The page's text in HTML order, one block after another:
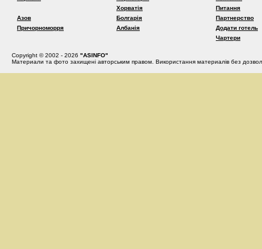
Азов
Причорноморря
Хорватія
Болгарія
Албанія
Питання
Партнерство
Додати готель
Чартери
Copyright © 2002 - 2026 "ASINFO"
Материали та фото захищені авторським правом. Використання материалів без